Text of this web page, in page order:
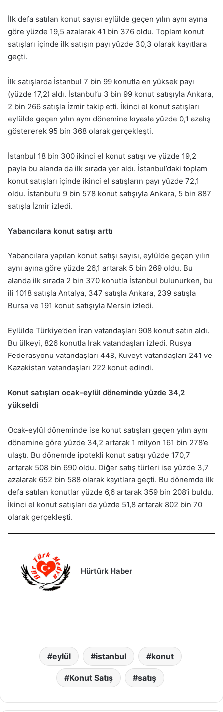
İlk defa satılan konut sayısı eylülde geçen yılın aynı ayına
göre yüzde 19,5 azalarak 41 bin 376 oldu. Toplam konut
satışları içinde ilk satışın payı yüzde 30,3 olarak kayıtlara
geçti.
İlk satışlarda İstanbul 7 bin 99 konutla en yüksek payı
(yüzde 17,2) aldı. İstanbul’u 3 bin 99 konut satışıyla Ankara,
2 bin 266 satışla İzmir takip etti. İkinci el konut satışları
eylülde geçen yılın aynı dönemine kıyasla yüzde 0,1 azalış
göstererek 95 bin 368 olarak gerçekleşti.
İstanbul 18 bin 300 ikinci el konut satışı ve yüzde 19,2
payla bu alanda da ilk sırada yer aldı. İstanbul’daki toplam
konut satışları içinde ikinci el satışların payı yüzde 72,1
oldu. İstanbul’u 9 bin 578 konut satışıyla Ankara, 5 bin 887
satışla İzmir izledi.
Yabancılara konut satışı arttı
Yabancılara yapılan konut satışı sayısı, eylülde geçen yılın
aynı ayına göre yüzde 26,1 artarak 5 bin 269 oldu. Bu
alanda ilk sırada 2 bin 370 konutla İstanbul bulunurken, bu
ili 1018 satışla Antalya, 347 satışla Ankara, 239 satışla
Bursa ve 191 konut satışıyla Mersin izledi.
Eylülde Türkiye’den İran vatandaşları 908 konut satın aldı.
Bu ülkeyi, 826 konutla Irak vatandaşları izledi. Rusya
Federasyonu vatandaşları 448, Kuveyt vatandaşları 241 ve
Kazakistan vatandaşları 222 konut edindi.
Konut satışları ocak-eylül döneminde yüzde 34,2
yükseldi
Ocak-eylül döneminde ise konut satışları geçen yılın aynı
dönemine göre yüzde 34,2 artarak 1 milyon 161 bin 278’e
ulaştı. Bu dönemde ipotekli konut satışı yüzde 170,7
artarak 508 bin 690 oldu. Diğer satış türleri ise yüzde 3,7
azalarak 652 bin 588 olarak kayıtlara geçti. Bu dönemde ilk
defa satılan konutlar yüzde 6,6 artarak 359 bin 208’i buldu.
İkinci el konut satışları da yüzde 51,8 artarak 802 bin 70
olarak gerçekleşti.
Hürtürk Haber
eylül istanbul konut
Konut Satış satış